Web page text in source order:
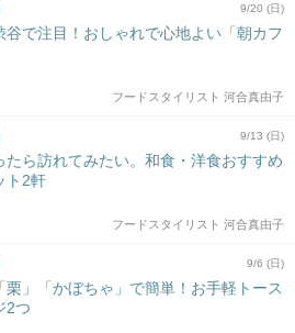
9/20 (日)
谷で注目！おしゃれで心地よい「朝カフ
フードスタイリスト 河合真由子
9/13 (日)
たら訪れてみたい。和食・洋食おすすめ
ト2軒
フードスタイリスト 河合真由子
9/6 (日)
栗」「かぼちゃ」で簡単！お手軽トース
2つ